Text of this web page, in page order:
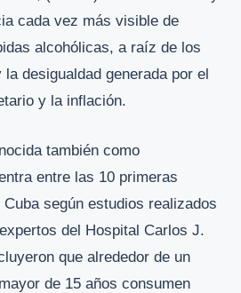
cada vez más visible de
alcohólicas, a raíz de los
desigualdad generada por el
y la inflación.
también como
entre las 10 primeras
según estudios realizados
del Hospital Carlos J.
que alrededor de un
de 15 años consumen